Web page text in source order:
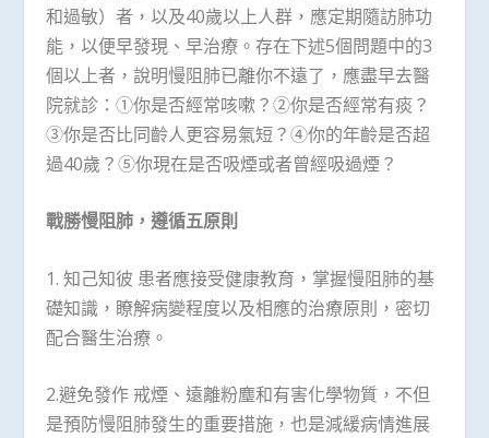
和過敏）者，以及40歲以上人群，應定期隨訪肺功
能，以便早發現、早治療。存在下述5個問題中的3
個以上者，說明慢阻肺已離你不遠了，應盡早去醫
院就診：①你是否經常咳嗽？②你是否經常有痰？
③你是否比同齡人更容易氣短？④你的年齡是否超
過40歲？⑤你現在是否吸煙或者曾經吸過煙？
戰勝慢阻肺，遵循五原則
1. 知己知彼 患者應接受健康教育，掌握慢阻肺的基
礎知識，瞭解病變程度以及相應的治療原則，密切
配合醫生治療。
2.避免發作 戒煙、遠離粉塵和有害化學物質，不但
是預防慢阻肺發生的重要措施，也是減緩病情進展